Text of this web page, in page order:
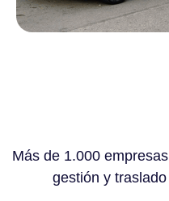
Más de 1.000
gestión y